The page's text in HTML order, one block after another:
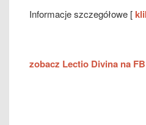
Informacje szczegółowe [
zobacz Lectio Divina na FB